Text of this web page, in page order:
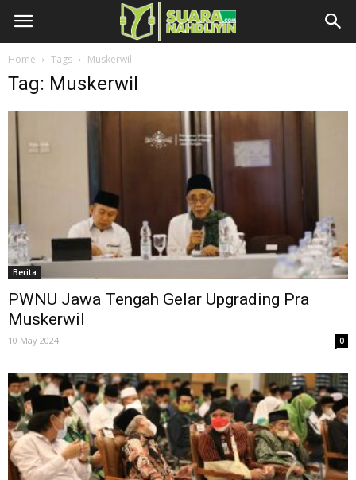
Home Tags Muskerwil
Tag: Muskerwil
Berita
PWNU Jawa Tengah Gelar Upgrading Pra
Muskerwil
10 May 2024 0